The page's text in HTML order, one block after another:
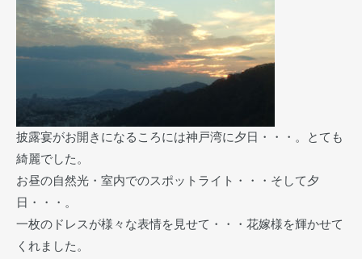
披露宴がお開きになるころには神戸湾に夕日・・・。とても
綺麗でした。
お昼の自然光・室内でのスポットライト・・・そして夕
日・・・。
一枚のドレスが様々な表情を見せて・・・花嫁様を輝かせて
くれました。